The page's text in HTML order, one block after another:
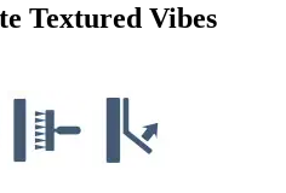
Textured Vibes